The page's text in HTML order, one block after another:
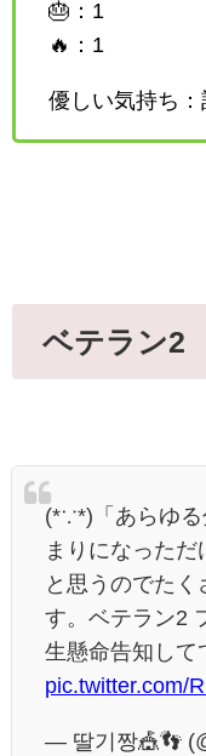
🎂：1
🔥：1
優しい気持ち
ベテラン2
(*∵*)「あらゆ
まりになった
と思うのでたく
す。ベテラン2
生懸命告知して
pic.twitter.com/
— 딸기짱🎪👣